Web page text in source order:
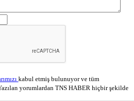
kabul etmiş bulunuyor ve tüm
yorumlardan TNS HABER hiçbir şekilde